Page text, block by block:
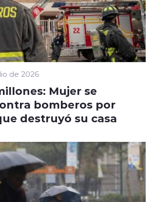
de 2026
Mujer se
bomberos por
destruyó su casa